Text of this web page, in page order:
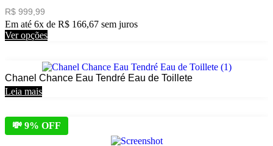
podem
ser
na
página
do
R$ 999,99
Em até 6x de R$ 166,67 sem juros
Ver opçõesEste
várias
variantes.
ser
escolhidas
Chanel Chance Eau Tendré Eau de Toillete
Leia mais
💸 9% OFF